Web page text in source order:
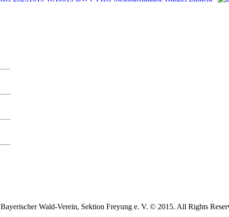
Bayerischer Wald-Verein, Sektion Freyung e. V. © 2015. All Rights